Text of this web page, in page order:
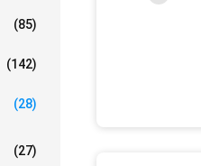
(85)
(142)
(28)
(27)